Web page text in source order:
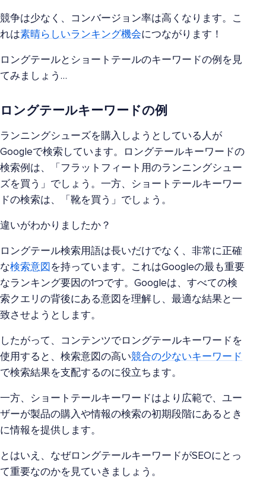
競争は少なく、コンバージョン率は高くなります。こ
れは素晴らしいランキング機会につながります！
ロングテールとショートテールのキーワードの例を見
てみましょう…
ロングテールキーワードの例
ランニングシューズを購入しようとしている人が
Googleで検索しています。ロングテールキーワードの
検索例は、「フラットフィート用のランニングシュー
ズを買う」でしょう。一方、ショートテールキーワー
ドの検索は、「靴を買う」でしょう。
違いがわかりましたか？
ロングテール検索用語は長いだけでなく、非常に正確
な検索意図 を持っています。これはGoogleの最も重要
なランキング要因の1つです。Googleは、すべての検
索クエリの背後にある意図を理解し、最適な結果と一
致させようとします。
したがって、コンテンツでロングテールキーワードを
使用すると、検索意図の高い競合の少ないキーワード
で検索結果を支配するのに役立ちます。
一方、ショートテールキーワードはより広範で、ユー
ザーが製品の購入や情報の検索の初期段階にあるとき
に情報を提供します。
とはいえ、なぜロングテールキーワードがSEOにとっ
て重要なのかを見ていきましょう。